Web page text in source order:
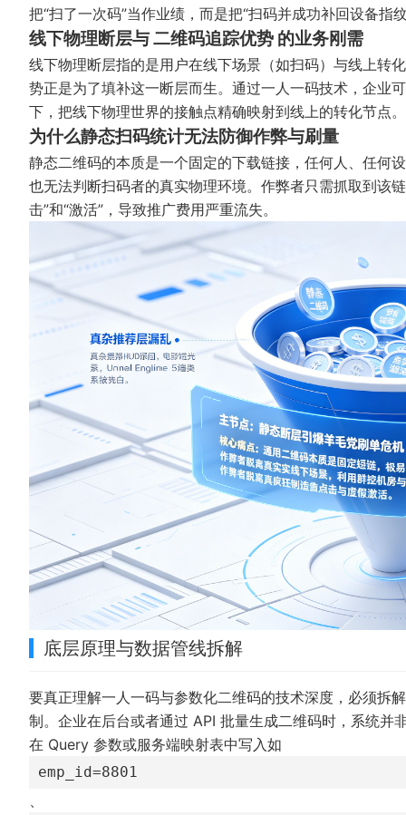
把“扫了一次码”当作业绩，而是把“扫码并成功补回设备指
线下物理断层与 二维码追踪优势 的业务刚需
线下物理断层指的是用户在线下场景（如扫码）与线上转
势正是为了填补这一断层而生。通过一人一码技术，企业
下，把线下物理世界的接触点精确映射到线上的转化节点。
为什么静态扫码统计无法防御作弊与刷量
静态二维码的本质是一个固定的下载链接，任何人、任何
也无法判断扫码者的真实物理环境。作弊者只需抓取到该
击”和“激活”，导致推广费用严重流失。
底层原理与数据管线拆解
要真正理解一人一码与参数化二维码的技术深度，必须拆
制。企业在后台或者通过 API 批量生成二维码时，系统并
在 Query 参数或服务端映射表中写入如
emp_id=8801
、